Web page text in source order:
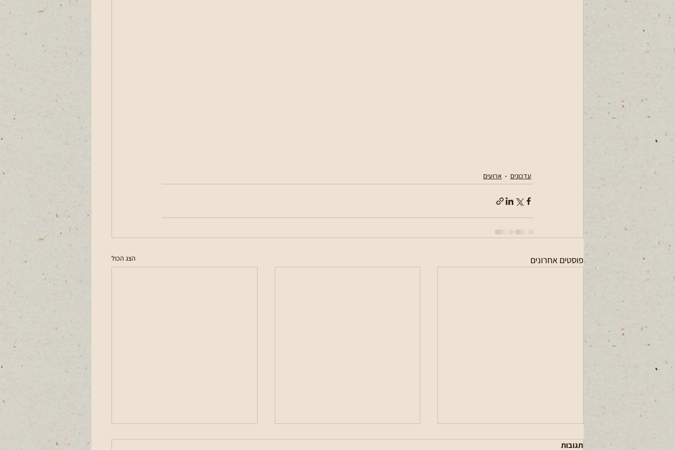
עדכונים ארועים
פוסטים אחרונים הצג הכול
תגובות